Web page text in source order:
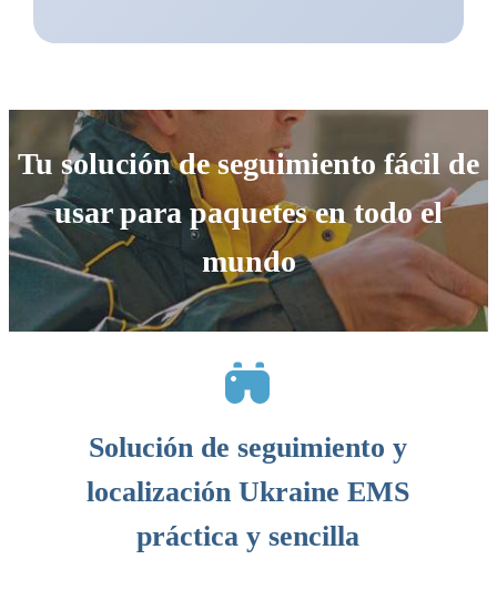
Tu solución de seguimiento fácil de
usar para paquetes en todo el
mundo
Solución de seguimiento y
localización Ukraine EMS
práctica y sencilla